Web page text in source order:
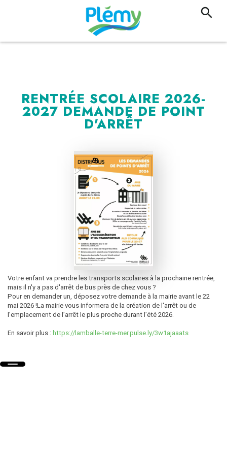
RENTRÉE SCOLAIRE 2026-
2027 DEMANDE DE POINT
D'ARRÊT
Votre enfant va prendre les transports scolaires à la prochaine rentrée,
mais il n'y a pas d'arrêt de bus près de chez vous ?
Pour en demander un, déposez votre demande à la mairie avant le 22
mai 2026 !La mairie vous informera de la création de l'arrêt ou de
l’emplacement de l’arrêt le plus proche durant l’été 2026.
En savoir plus : https://lamballe-terre-mer.pulse.ly/3w1ajaaats